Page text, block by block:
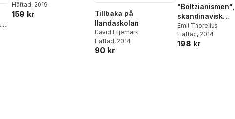
Häftad, 2019
159 kr
Tillbaka på
Ilandaskolan
David Liljemark
Häftad, 2014
90 kr
"Boltzianismen",
skandinavisk
kulturbild. Utökad
nyutgåva
Emil Thorelius
Häftad, 2014
198 kr